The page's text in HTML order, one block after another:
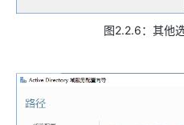
图2.2.6：其他